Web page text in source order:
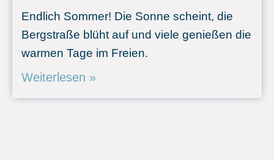
Endlich Sommer! Die Sonne scheint, die
Bergstraße blüht auf und viele genießen die
warmen Tage im Freien.
Weiterlesen »